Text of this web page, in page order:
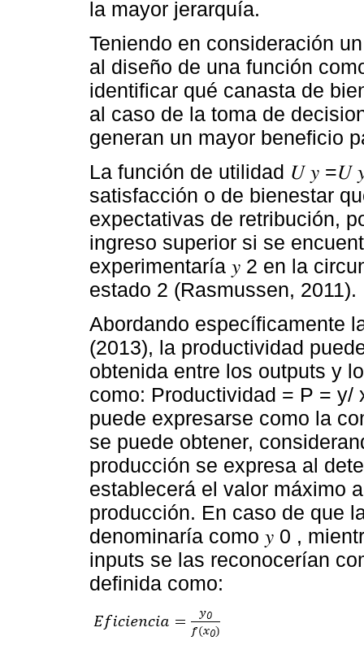
la mayor jerarquía.
Teniendo en consideración
al diseño de una función
identificar qué canasta de
al caso de la toma de
generan un mayor beneficio
La función de utilidad 𝑈 𝑦 =𝑈
satisfacción o de bienestar
expectativas de retribución,
ingreso superior si se
experimentaría 𝑦 2 en la
estado 2 (Rasmussen, 2011).
Abordando específicamente
(2013), la productividad
obtenida entre los outputs y
como: Productividad = P =
puede expresarse como la
se puede obtener,
producción se expresa al
establecerá el valor máximo
producción. En caso de que
denominaría como 𝑦 0 ,
inputs se las reconocerían
definida como: